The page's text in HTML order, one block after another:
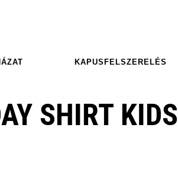
KAPUSFELSZERELÉS
SHIRT KIDS